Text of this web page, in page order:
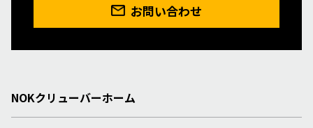
お問い合わせ
NOKクリューバーホーム